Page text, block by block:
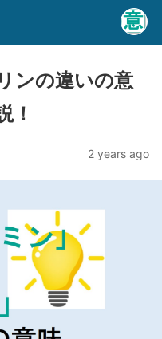
ンの違いの意
！
2 years ago